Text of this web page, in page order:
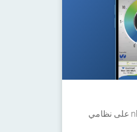
تعرف على المزيد حول تطبيق nPerf على نظامي